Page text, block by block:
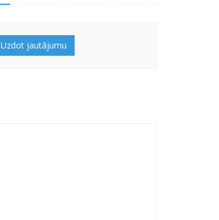
Uzdot jautājumu